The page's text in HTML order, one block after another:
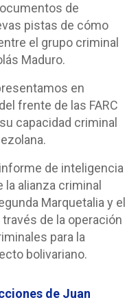
de
pistas de cómo
el grupo criminal
Maduro.
en
frente de las FARC
capacidad criminal
de inteligencia
alianza criminal
Marquetalia y el
de la operación
para la
bolivariano.
de Juan